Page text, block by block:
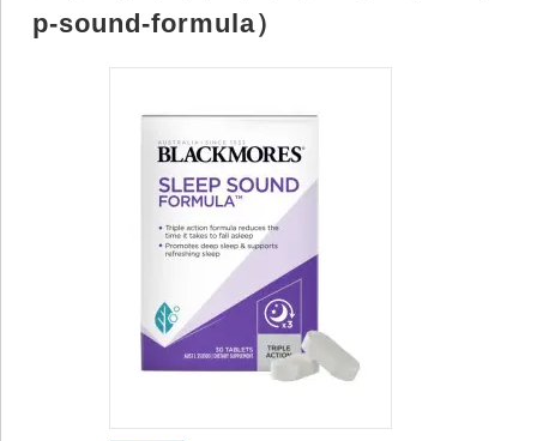
p-sound-formula）